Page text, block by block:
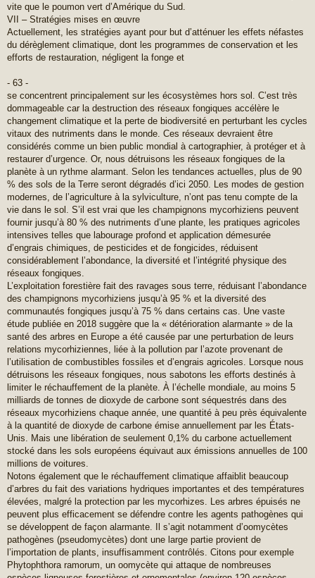
vite que le poumon vert d’Amérique du Sud.
VII – Stratégies mises en œuvre
Actuellement, les stratégies ayant pour but d’atténuer les effets néfastes
du dérèglement climatique, dont les programmes de conservation et les
efforts de restauration, négligent la fonge et
- 63 -
se concentrent principalement sur les écosystèmes hors sol. C’est très
dommageable car la destruction des réseaux fongiques accélère le
changement climatique et la perte de biodiversité en perturbant les cycles
vitaux des nutriments dans le monde. Ces réseaux devraient être
considérés comme un bien public mondial à cartographier, à protéger et à
restaurer d’urgence. Or, nous détruisons les réseaux fongiques de la
planète à un rythme alarmant. Selon les tendances actuelles, plus de 90
% des sols de la Terre seront dégradés d’ici 2050. Les modes de gestion
modernes, de l’agriculture à la sylviculture, n’ont pas tenu compte de la
vie dans le sol. S’il est vrai que les champignons mycorhiziens peuvent
fournir jusqu’à 80 % des nutriments d’une plante, les pratiques agricoles
intensives telles que labourage profond et application démesurée
d’engrais chimiques, de pesticides et de fongicides, réduisent
considérablement l’abondance, la diversité et l’intégrité physique des
réseaux fongiques.
L’exploitation forestière fait des ravages sous terre, réduisant l’abondance
des champignons mycorhiziens jusqu’à 95 % et la diversité des
communautés fongiques jusqu’à 75 % dans certains cas. Une vaste
étude publiée en 2018 suggère que la « détérioration alarmante » de la
santé des arbres en Europe a été causée par une perturbation de leurs
relations mycorhiziennes, liée à la pollution par l’azote provenant de
l’utilisation de combustibles fossiles et d’engrais agricoles. Lorsque nous
détruisons les réseaux fongiques, nous sabotons les efforts destinés à
limiter le réchauffement de la planète. À l’échelle mondiale, au moins 5
milliards de tonnes de dioxyde de carbone sont séquestrés dans des
réseaux mycorhiziens chaque année, une quantité à peu près équivalente
à la quantité de dioxyde de carbone émise annuellement par les États-
Unis. Mais une libération de seulement 0,1% du carbone actuellement
stocké dans les sols européens équivaut aux émissions annuelles de 100
millions de voitures.
Notons également que le réchauffement climatique affaiblit beaucoup
d’arbres du fait des variations hydriques importantes et des températures
élevées, malgré la protection par les mycorhizes. Les arbres épuisés ne
peuvent plus efficacement se défendre contre les agents pathogènes qui
se développent de façon alarmante. Il s’agit notamment d’oomycètes
pathogènes (pseudomycètes) dont une large partie provient de
l’importation de plants, insuffisamment contrôlés. Citons pour exemple
Phytophthora ramorum, un oomycète qui attaque de nombreuses